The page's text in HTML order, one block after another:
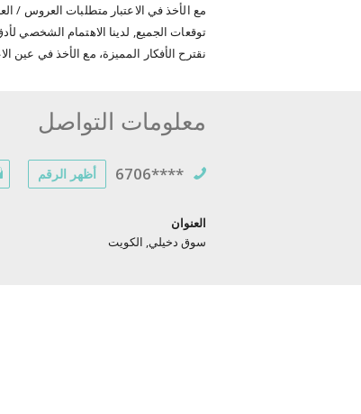
مع الأخذ في الاعتبار متطلبات العروس
توقعات الجميع, لدينا الاهتمام الشخصي
نقترح الأفكار المميزة، مع الأخذ في عين
معلومات التواصل
6706**** أظهر الرقم
العنوان
سوق دخيلي, الكويت